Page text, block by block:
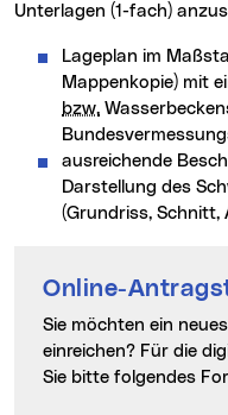
Unterlagen (1-fach)
Lageplan im
Mappenkopie) mit
bzw.
ausreichende
Darstellung des
(Grundriss, Schnitt,
Online-
Sie möchten ein neues Bauvorhaben in Linz
einreichen? Für die
Sie bitte folgendes